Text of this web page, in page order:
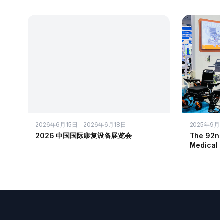
2026年6月15日 - 2026年6月18日
2026 中国国际康复设备展览会
2025年9
The
Medical